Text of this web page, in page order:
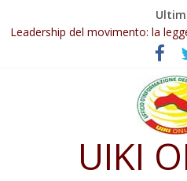
Abdullah Öcalan: Le legge
legge positiva
Leadership del movimento: la
Commissione donne del KNK:
Non tenere conto della situazione
Il KNK chiede un’azione
UIKI